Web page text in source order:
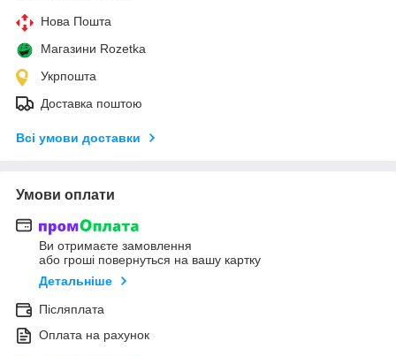
Нова Пошта
Магазини Rozetka
Укрпошта
Доставка поштою
Всі умови доставки
Умови оплати
Ви отримаєте замовлення
або гроші повернуться на вашу картку
Детальніше
Післяплата
Оплата на рахунок